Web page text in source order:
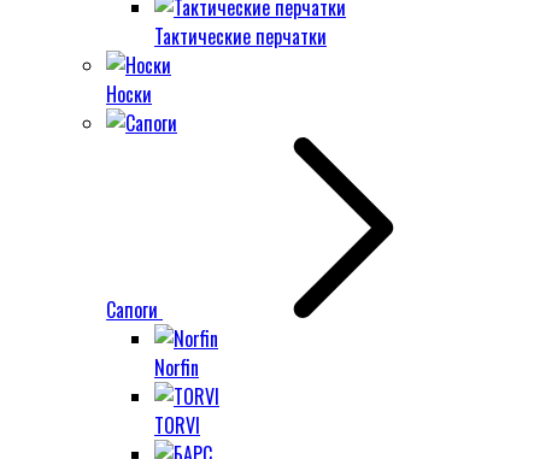
Тактические перчатки
Носки
Сапоги
Norfin
TORVI